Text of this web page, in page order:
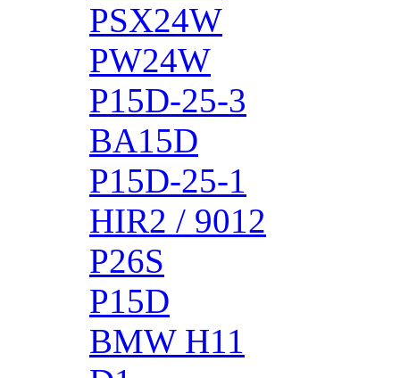
PSX24W
PW24W
P15D-25-3
BA15D
P15D-25-1
HIR2 / 9012
P26S
P15D
BMW H11